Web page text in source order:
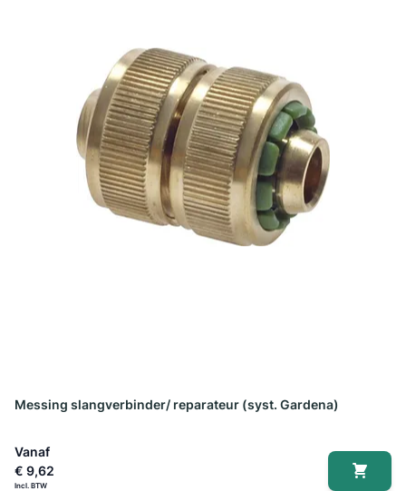
Messing slangverbinder/ reparateur (syst. Gardena)
Vanaf
€ 9,62